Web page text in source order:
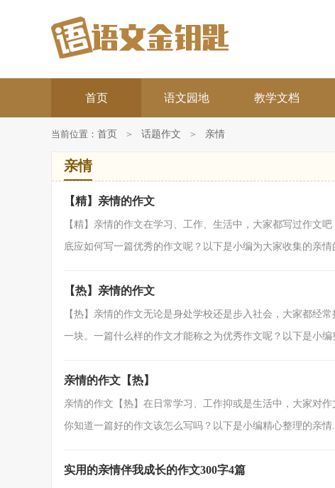
首页 语文园地 教学文档
当前位置： 首页 > 话题作文 > 亲情
亲情
【精】亲情的作文
【精】亲情的作文在学习、工作、生活中，大家都写过作文
底应如何写一篇优秀的作文呢？以下是小编为大家收集的亲情
【热】亲情的作文
【热】亲情的作文无论是身处学校还是步入社会，大家都经
一块。一篇什么样的作文才能称之为优秀作文呢？以下是小编
亲情的作文【热】
亲情的作文【热】在日常学习、工作抑或是生活中，大家对
你知道一篇好的作文该怎么写吗？以下是小编精心整理的亲情
实用的亲情伴我成长的作文300字4篇